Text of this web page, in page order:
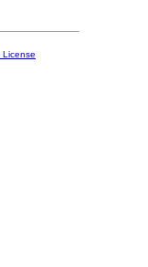
License